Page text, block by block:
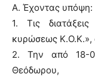
Α. Έχοντας υπόψη:
1. Τις
κυρώσεως Κ.Ο.Κ.»,
2. Την από 18-
Θεόδωρου,